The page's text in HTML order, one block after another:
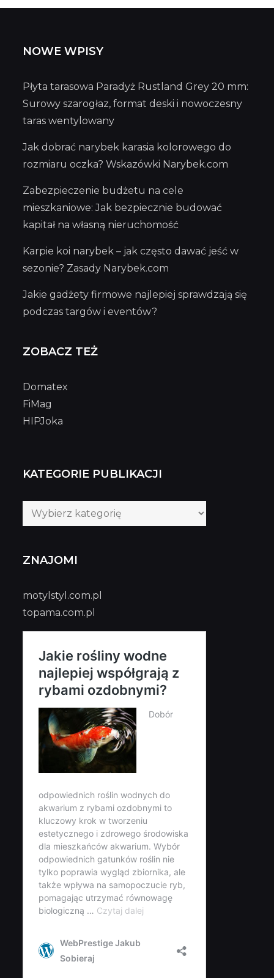
NOWE WPISY
Płyta tarasowa Paradyż Rustland Grey 20 mm:
Surowy szarogłaz, format deski i nowoczesny
taras wentylowany
Jak dobrać narybek karasia kolorowego do
rozmiaru oczka? Wskazówki Narybek.com
Zabezpieczenie budżetu na cele
mieszkaniowe: Jak bezpiecznie budować
kapitał na własną nieruchomość
Karpie koi narybek – jak często dawać jeść w
sezonie? Zasady Narybek.com
Jakie gadżety firmowe najlepiej sprawdzają się
podczas targów i eventów?
ZOBACZ TEŻ
Domatex
FiMag
HIPJoka
KATEGORIE PUBLIKACJI
Kategorie
publikacji
ZNAJOMI
motylstyl.com.pl
topama.com.pl